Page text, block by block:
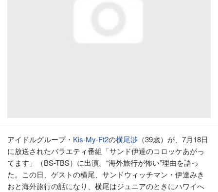
アイドルグループ・ Kis-My-Ft2の横尾渉 （39歳）が、7月18日
に放送されたバラエティ番組「サンド伊達のコロッケあがっ
てます」（BS-TBS）に出演。“海外旅行が怖い”理由を語っ
た。この日、ゲストの横尾、サンドウィッチマン・伊達みき
おと海外旅行の話になり、横尾はジュニアのときにハワイへ